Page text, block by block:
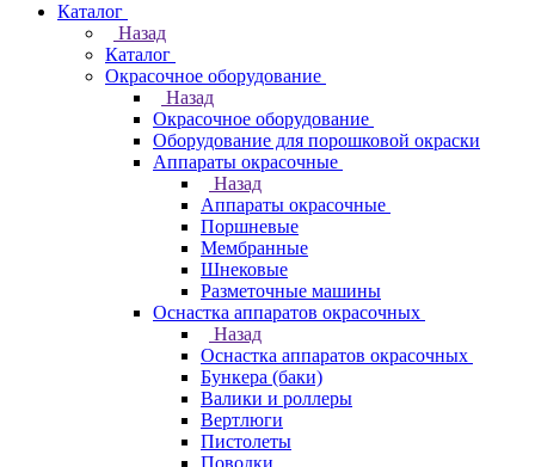
Каталог
Назад
Каталог
Окрасочное оборудование
Назад
Окрасочное оборудование
Оборудование для порошковой окраски
Аппараты окрасочные
Назад
Аппараты окрасочные
Поршневые
Мембранные
Шнековые
Разметочные машины
Оснастка аппаратов окрасочных
Назад
Оснастка аппаратов окрасочных
Бункера (баки)
Валики и роллеры
Вертлюги
Пистолеты
Поводки